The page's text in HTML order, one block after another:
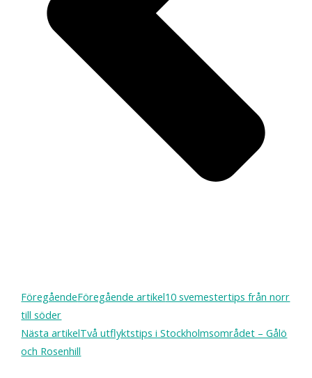
FöregåendeFöregående artikel10 svemestertips från norr
till söder
Nästa artikelTvå utflyktstips i Stockholmsområdet – Gålö
och Rosenhill